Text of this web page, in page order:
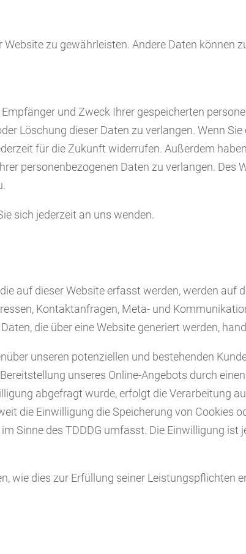
zu gewährleisten. Andere Daten können
und Zweck Ihrer gespeicherten
Löschung dieser Daten zu verlangen. Wenn
für die Zukunft widerrufen. Außerdem
personenbezogenen Daten zu verlangen. Des
sich jederzeit an uns wenden.
auf dieser Website erfasst werden, werden auf
Kontaktanfragen, Meta- und
die über eine Website generiert werden,
unseren potenziellen und bestehenden
unseres Online-Angebots durch
abgefragt wurde, erfolgt die Verarbeitung
die Einwilligung die Speicherung von Cookies
Sinne des TDDDG umfasst. Die Einwilligung ist
wie dies zur Erfüllung seiner Leistungspflichten